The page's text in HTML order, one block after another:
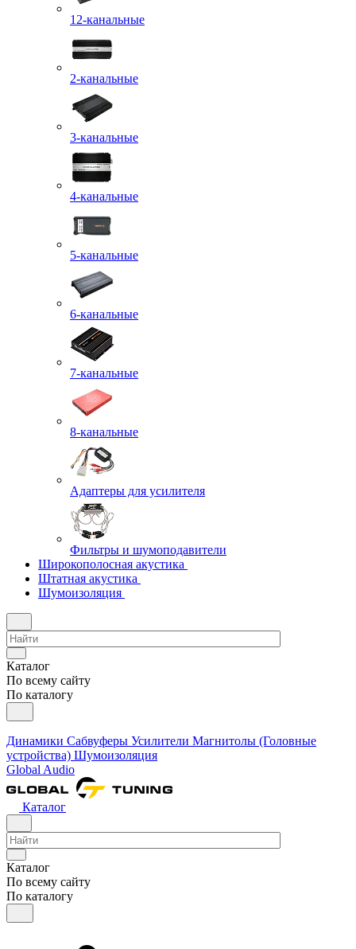
12-канальные
2-канальные
3-канальные
4-канальные
5-канальные
6-канальные
7-канальные
8-канальные
Адаптеры для усилителя
Фильтры и шумоподавители
Широкополосная акустика
Штатная акустика
Шумоизоляция
Каталог
По всему сайту
По каталогу
Динамики Сабвуферы Усилители Магнитолы (Головные
устройства) Шумоизоляция
Global Audio
Каталог
Каталог
По всему сайту
По каталогу